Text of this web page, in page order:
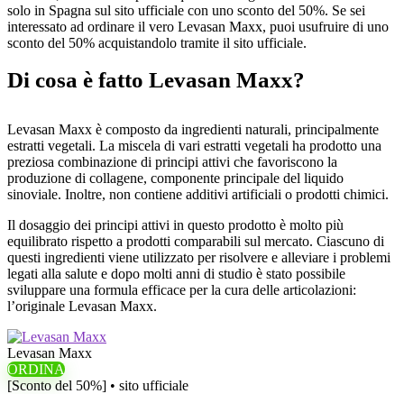
solo in Spagna sul sito ufficiale con uno sconto del 50%. Se sei
interessato ad ordinare il vero Levasan Maxx, puoi usufruire di uno
sconto del 50% acquistandolo tramite il sito ufficiale.
Di cosa è fatto Levasan Maxx?
Levasan Maxx è composto da ingredienti naturali, principalmente
estratti vegetali. La miscela di vari estratti vegetali ha prodotto una
preziosa combinazione di principi attivi che favoriscono la
produzione di collagene, componente principale del liquido
sinoviale. Inoltre, non contiene additivi artificiali o prodotti chimici.
Il dosaggio dei principi attivi in ​​questo prodotto è molto più
equilibrato rispetto a prodotti comparabili sul mercato. Ciascuno di
questi ingredienti viene utilizzato per risolvere e alleviare i problemi
legati alla salute e dopo molti anni di studio è stato possibile
sviluppare una formula efficace per la cura delle articolazioni:
l’originale Levasan Maxx.
Levasan Maxx
ORDINA
[Sconto del 50%] • sito ufficiale